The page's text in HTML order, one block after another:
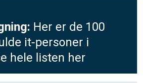
Her er de 100
it-personer i
hele listen her